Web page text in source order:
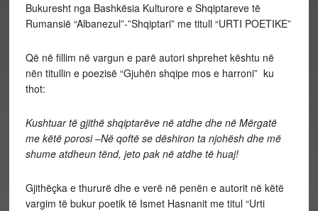
Bukuresht nga Bashkësia Kulturore e Shqiptareve të
Rumansië “Albanezul”-”Shqiptari” me titull “URTI POETIKE”
Që në fillim në vargun e parë autori shprehet kështu në
nën titullin e poezisë “Gjuhën shqipe mos e harroni” ku
thot:
Kushtuar të gjithë shqiptarëve në atdhe dhe në Mërgatë
me këtë porosi –Në qoftë se dëshiron ta njohësh dhe më
shume atdheun tënd, jeto pak në atdhe të huaj!
Gjithëçka e thururë dhe e verë në penën e autorit në këtë
vargim të bukur poetik të Ismet Hasnanit me titul “Urti